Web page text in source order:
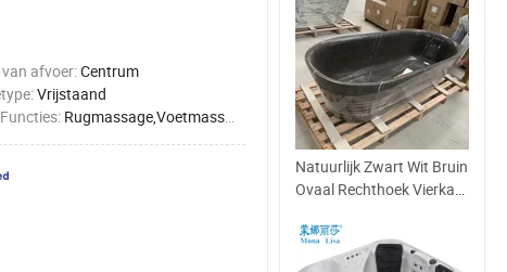
afvoer:Centrum
Vrijstaand
Rugmassage,Voetmassage,Volledige lichaamsmassage,Heupmassage,Beenmassage
Natuurlijk Zwart Wit Bruin
Ovaal Rechthoek Vierkant
Graniet Travertijn
Kalksteen Marmer Steen